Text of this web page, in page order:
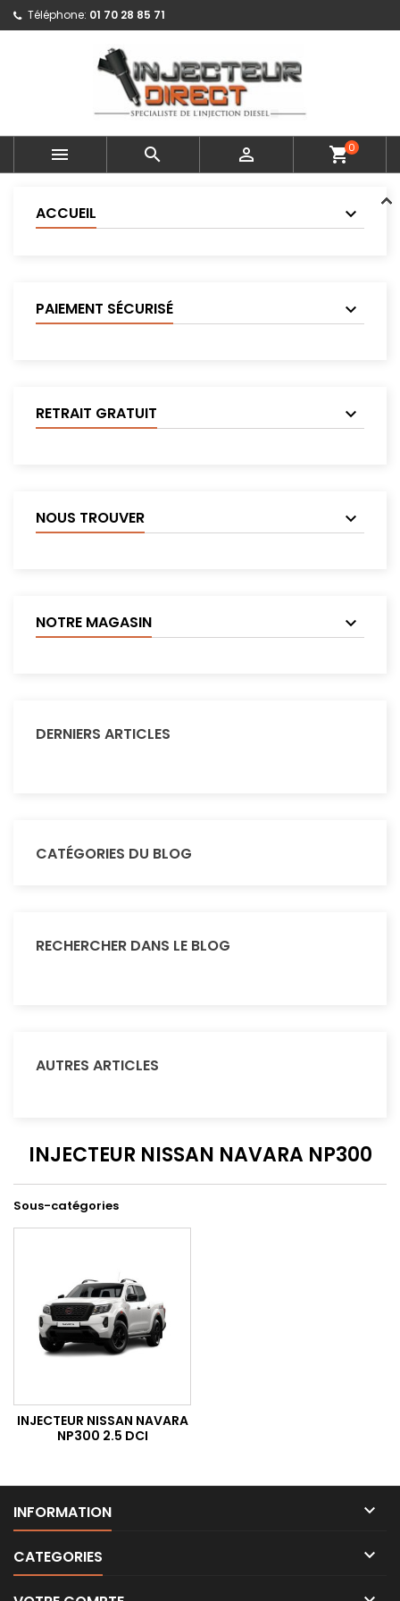
Téléphone: 01 70 28 85 71
   shopping_cart0
ACCUEIL
PAIEMENT SÉCURISÉ
RETRAIT GRATUIT
NOUS TROUVER
NOTRE MAGASIN
DERNIERS ARTICLES
CATÉGORIES DU BLOG
RECHERCHER DANS LE BLOG
AUTRES ARTICLES
INJECTEUR NISSAN NAVARA NP300
Sous-catégories
INJECTEUR NISSAN NAVARA
NP300 2.5 DCI
INFORMATION 
CATEGORIES 